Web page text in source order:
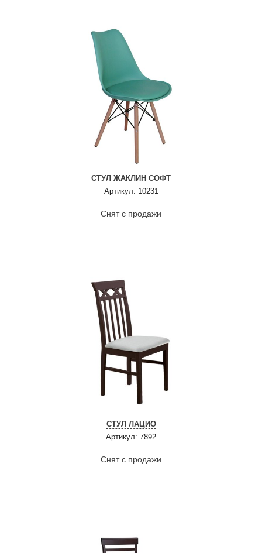
СТУЛ ЖАКЛИН СОФТ
Артикул: 10231
Снят с продажи
СТУЛ ЛАЦИО
Артикул: 7892
Снят с продажи